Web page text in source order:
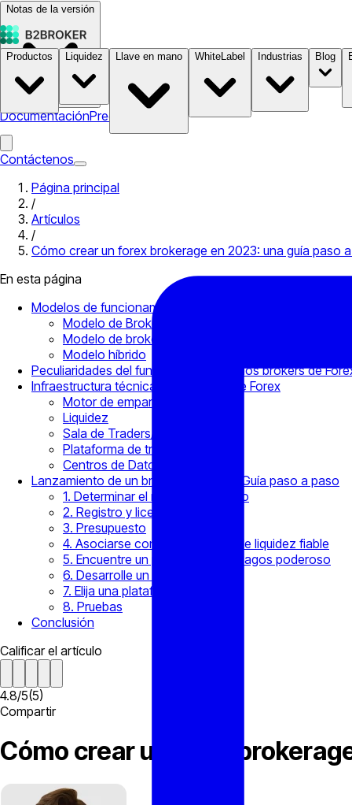
Notas de la versión
DocumentaciónPrecios
Productos Liquidez Llave en mano WhiteLabel Industrias Blog
Contáctenos
Página principal
/
Artículos
/
Cómo crear un forex brokerage en 2023: una guía paso
En esta página
Modelos de funcionamiento de los brokers de Forex
Modelo de Broker A-Book – Mecanismo NDD (sin
Modelo de broker B-Book – Mecanismo DD
Modelo híbrido
Peculiaridades del funcionamiento de los brokers de
Infraestructura técnica de un broker de Forex
Motor de emparejamiento
Liquidez
Sala de Traders/CRM
Plataforma de trading
Centros de Datos y Hosting
Lanzamiento de un broker de Forex – Guía paso a paso
1. Determinar el mercado objetivo
2. Registro y licencia
3. Presupuesto
4. Asociarse con un proveedor de liquidez fiable
5. Encuentre un procesador de pagos poderoso
6. Desarrolle un sitio web
7. Elija una plataforma de trading
8. Pruebas
Conclusión
Calificar el artículo
4.8/5(5)
Compartir
Cómo crear un forex